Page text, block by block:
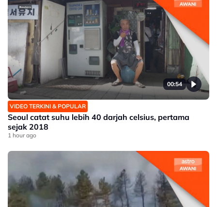
00:54
VIDEO TERKINI & POPULAR
Seoul catat suhu lebih 40 darjah celsius, pertama
sejak 2018
1 hour ago